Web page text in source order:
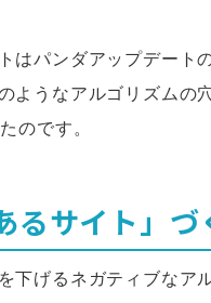
はパンダアップデート
ようなアルゴリズムの
のです。
るサイト」づ
下げるネガティブなア